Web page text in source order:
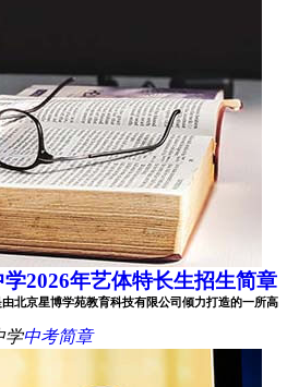
2026年艺体特长生招生简章
北京星博学苑教育科技有限公司倾力打造的一所高
学中考简章